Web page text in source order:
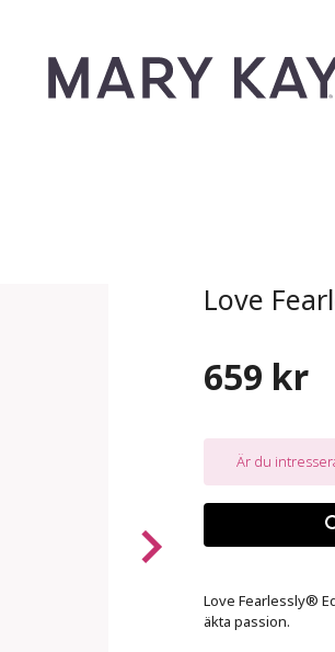
Love
659 kr
Är du
Love Fearlessly®
äkta passion.